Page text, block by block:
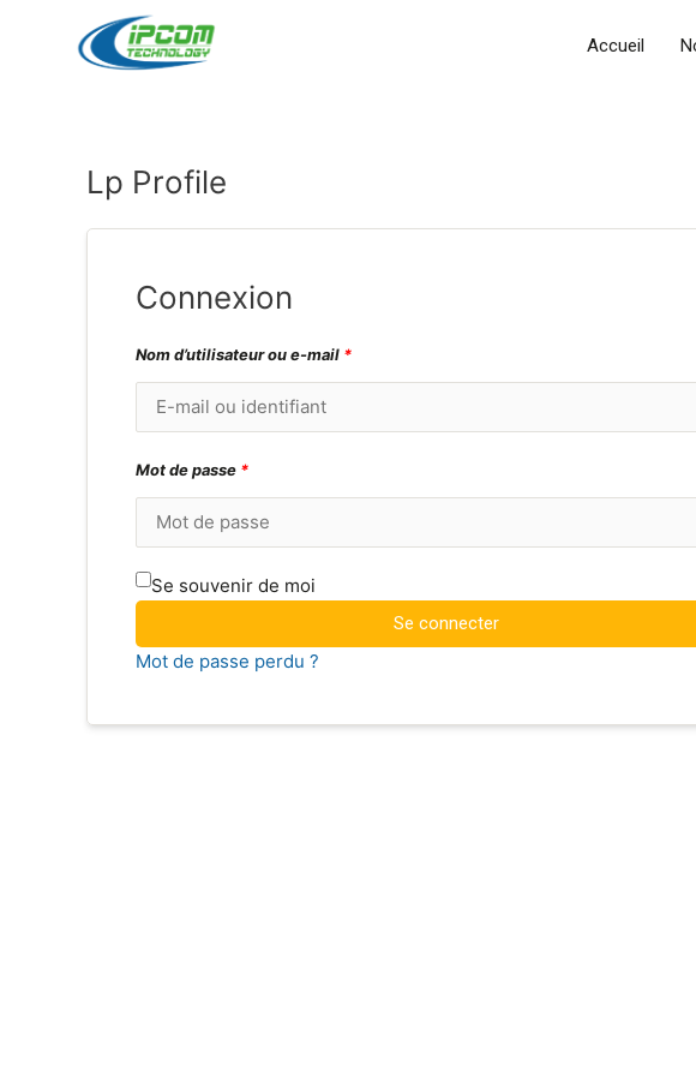
Accueil
Lp Profile
Connexion
Nom d’utilisateur ou e-mail *
Mot de passe *
Se souvenir de moi
Se connecter
Mot de passe perdu ?